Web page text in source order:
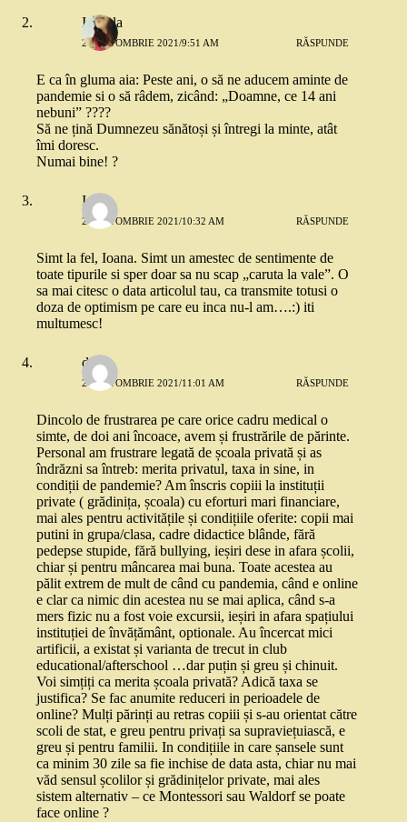
Izabela
26 OCTOMBRIE 2021/9:51 AM RĂSPUNDE
E ca în gluma aia: Peste ani, o să ne aducem aminte de
pandemie si o să râdem, zicând: „Doamne, ce 14 ani
nebuni” ????
Să ne țină Dumnezeu sănătoși și întregi la minte, atât
îmi doresc.
Numai bine! ?
Ioana
26 OCTOMBRIE 2021/10:32 AM RĂSPUNDE
Simt la fel, Ioana. Simt un amestec de sentimente de
toate tipurile si sper doar sa nu scap „caruta la vale”. O
sa mai citesc o data articolul tau, ca transmite totusi o
doza de optimism pe care eu inca nu-l am….:) iti
multumesc!
deea
26 OCTOMBRIE 2021/11:01 AM RĂSPUNDE
Dincolo de frustrarea pe care orice cadru medical o
simte, de doi ani încoace, avem și frustrările de părinte.
Personal am frustrare legată de școala privată și as
îndrăzni sa întreb: merita privatul, taxa in sine, in
condiții de pandemie? Am înscris copiii la instituții
private ( grădinița, școala) cu eforturi mari financiare,
mai ales pentru activitățile și condițiile oferite: copii mai
putini in grupa/clasa, cadre didactice blânde, fără
pedepse stupide, fără bullying, ieșiri dese in afara școlii,
chiar și pentru mâncarea mai buna. Toate acestea au
pălit extrem de mult de când cu pandemia, când e online
e clar ca nimic din acestea nu se mai aplica, când s-a
mers fizic nu a fost voie excursii, ieșiri in afara spațiului
instituției de învățământ, optionale. Au încercat mici
artificii, a existat și varianta de trecut in club
educational/afterschool …dar puțin și greu și chinuit.
Voi simțiți ca merita școala privată? Adică taxa se
justifica? Se fac anumite reduceri in perioadele de
online? Mulți părinți au retras copiii și s-au orientat către
scoli de stat, e greu pentru privați sa supraviețuiască, e
greu și pentru familii. In condițiile in care șansele sunt
ca minim 30 zile sa fie inchise de data asta, chiar nu mai
văd sensul școlilor și grădinițelor private, mai ales
sistem alternativ – ce Montessori sau Waldorf se poate
face online ?